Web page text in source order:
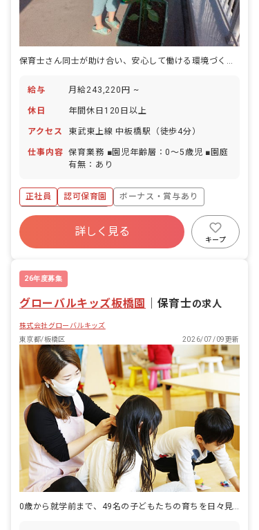
保育士さん同士が助け合い、安心して働ける環境づくりを大切にしています！
給与 月給243,220円 ~
休日 年間休日120日以上
アクセス 東武東上線 中板橋駅（徒歩4分）
仕事内容 保育業務 ■園児年齢層：0～5歳児 ■園庭
有無：あり
正社員 認可保育園
ボーナス・賞与あり
年間休日120日以上
寮・住宅・家賃補助あり
社会保険完備
社会福祉法人
詳しく見る
キープ
26年度募集
グローバルキッズ板橋園 保育士の求人
株式会社グローバルキッズ
東京都/板橋区
2026/07/09更新
0歳から就学前まで、49名の子どもたちの育ちを日々見守れる認可保育園です。